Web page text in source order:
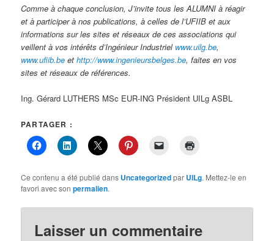
Comme à chaque conclusion, J’invite tous les ALUMNI à réagir
et à participer à nos publications, à celles de l’UFIIB et aux
informations sur les sites et réseaux de ces associations qui
veillent à vos intérêts d’Ingénieur Industriel www.uilg.be,
www.ufiib.be ethttp://www.ingenieursbelges.be, faites en vos
sites et réseaux de références.
Ing. Gérard LUTHERS MSc EUR-ING Président UILg ASBL
PARTAGER :
Ce contenu a été publié dans Uncategorizedpar UILg. Mettez-le en
favori avec sonpermalien.
Laisser un commentaire